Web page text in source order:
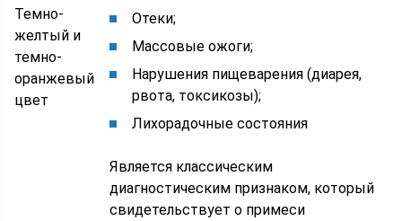
Темно-
желтый и
темно-
оранжевый
цвет
Отеки;
Массовые ожоги;
Нарушения пищеварения (диарея,
рвота, токсикозы);
Лихорадочные состояния
Является классическим
диагностическим признаком, который
свидетельствует о примеси